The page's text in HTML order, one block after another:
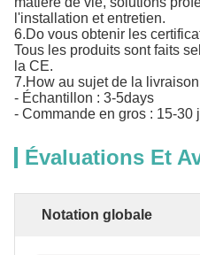
l'installation et entretien.
6.Do vous obtenir les
Tous les produits sont faits
la CE.
7.How au sujet de la
- Échantillon : 3-5days
- Commande en gros : 15-30
Évaluations Et
Notation globale